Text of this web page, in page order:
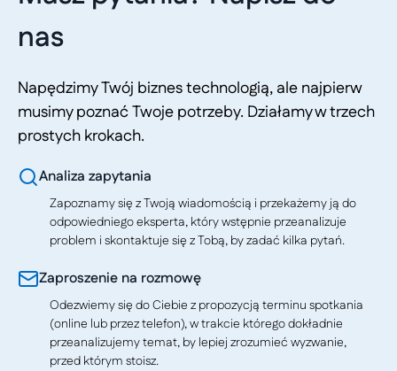
nas
Napędzimy Twój biznes technologią, ale najpierw
musimy poznać Twoje potrzeby. Działamy w trzech
prostych krokach.
Analiza zapytania
Zapoznamy się z Twoją wiadomością i przekażemy ją do
odpowiedniego eksperta, który wstępnie przeanalizuje
problem i skontaktuje się z Tobą, by zadać kilka pytań.
Zaproszenie na rozmowę
Odezwiemy się do Ciebie z propozycją terminu spotkania
(online lub przez telefon), w trakcie którego dokładnie
przeanalizujemy temat, by lepiej zrozumieć wyzwanie,
przed którym stoisz.